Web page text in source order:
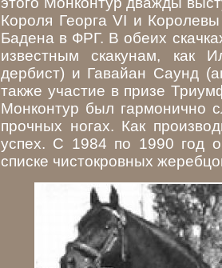
Короля Георга VI и
Бадена в ФРГ. В обеих
известным скакунам, как
дербист) и Гавайан Саунд
также участие в призе
Монконтур был гармонично
прочных ногах. Как
успех. С 1984 по 1990 год
списке чистокровных